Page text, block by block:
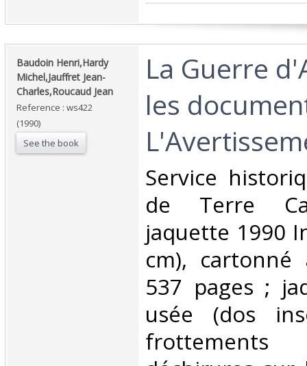
‎Baudoin Henri,Hardy
Michel,Jauffret Jean-
Charles,Roucaud Jean‎
Reference : ws422
(1990)
See the book
‎La Guerre
les
‎Service
de Terre
jaquette 1990
cm), cartonné
537 pages ;
usée (dos